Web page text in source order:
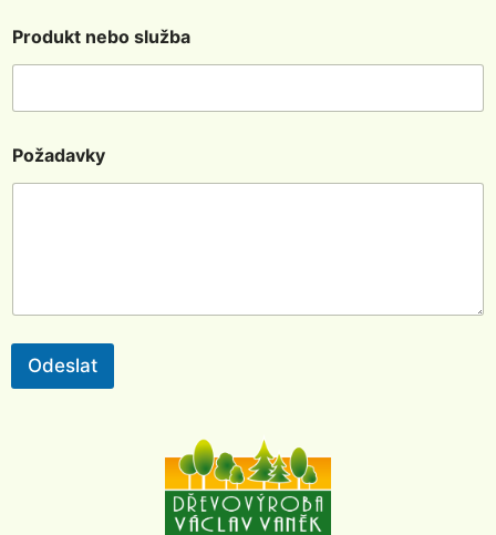
Produkt nebo služba
Požadavky
Odeslat